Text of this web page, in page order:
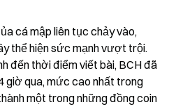
cá mập liên tục chảy vào,
thể hiện sức mạnh vượt trội.
đến thời điểm viết bài, BCH đã
giờ qua, mức cao nhất trong
một trong những đồng coin